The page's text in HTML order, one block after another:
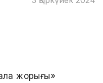
жорығы»